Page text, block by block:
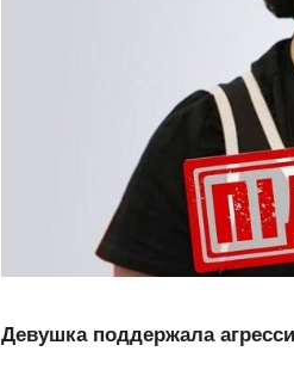
Девушка поддержала